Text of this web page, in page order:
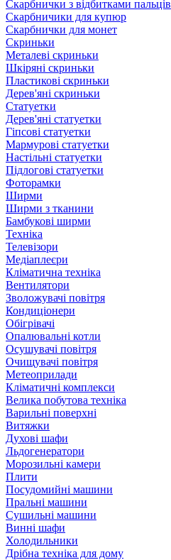
Скарбнички з відбитками пальців
Скарбничики для купюр
Скарбнички для монет
Скриньки
Металеві скриньки
Шкіряні скриньки
Пластикові скриньки
Дерев'яні скриньки
Статуетки
Дерев'яні статуетки
Гіпсові статуетки
Мармурові статуетки
Настільні статуетки
Підлогові статуетки
Фоторамки
Ширми
Ширми з тканини
Бамбукові ширми
Техніка
Телевізори
Медіаплеєри
Кліматична техніка
Вентилятори
Зволожувачі повітря
Кондиціонери
Обігрівачі
Опалювальні котли
Осушувачі повітря
Очищувачі повітря
Метеоприлади
Кліматичні комплекси
Велика побутова техніка
Варильні поверхні
Витяжки
Духові шафи
Льдогенератори
Морозильні камери
Плити
Посудомийні машини
Пральні машини
Сушильні машини
Винні шафи
Холодильники
Дрібна техніка для дому